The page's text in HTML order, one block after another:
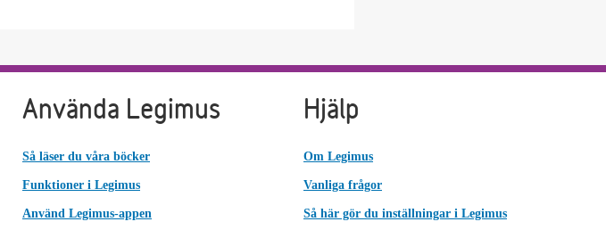
Använda Legimus
Så läser du våra böcker
Funktioner i Legimus
Använd Legimus-appen
Hjälp
Om Legimus
Vanliga frågor
Så här gör du inställningar i Legimus